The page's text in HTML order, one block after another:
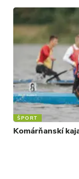
ŠPORT
Komárňanskí